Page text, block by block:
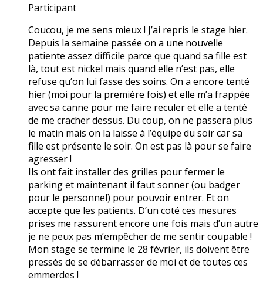
Participant
Coucou, je me sens mieux ! J’ai repris le stage hier.
Depuis la semaine passée on a une nouvelle
patiente assez difficile parce que quand sa fille est
là, tout est nickel mais quand elle n’est pas, elle
refuse qu’on lui fasse des soins. On a encore tenté
hier (moi pour la première fois) et elle m’a frappée
avec sa canne pour me faire reculer et elle a tenté
de me cracher dessus. Du coup, on ne passera plus
le matin mais on la laisse à l’équipe du soir car sa
fille est présente le soir. On est pas là pour se faire
agresser !
Ils ont fait installer des grilles pour fermer le
parking et maintenant il faut sonner (ou badger
pour le personnel) pour pouvoir entrer. Et on
accepte que les patients. D’un coté ces mesures
prises me rassurent encore une fois mais d’un autre
je ne peux pas m’empêcher de me sentir coupable !
Mon stage se termine le 28 février, ils doivent être
pressés de se débarrasser de moi et de toutes ces
emmerdes !